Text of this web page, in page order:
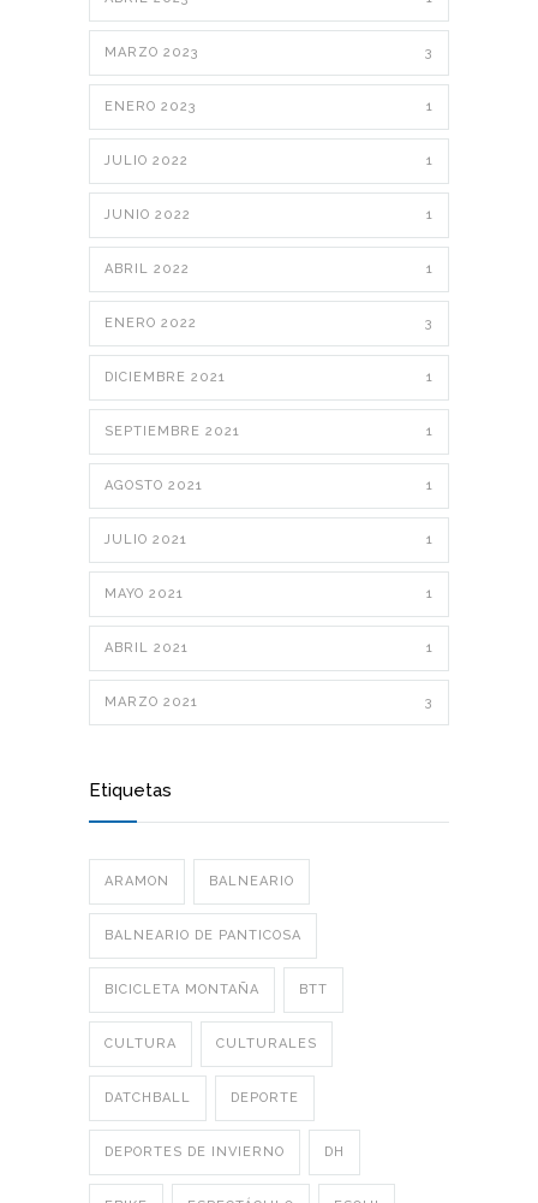
MARZO 2023 3
ENERO 2023 1
JULIO 2022 1
JUNIO 2022 1
ABRIL 2022 1
ENERO 2022 3
DICIEMBRE 2021 1
SEPTIEMBRE 2021 1
AGOSTO 2021 1
JULIO 2021 1
MAYO 2021 1
ABRIL 2021 1
MARZO 2021 3
Etiquetas
ARAMON BALNEARIO
BALNEARIO DE PANTICOSA
BICICLETA MONTAÑA BTT
CULTURA CULTURALES
DATCHBALL DEPORTE
DEPORTES DE INVIERNO DH